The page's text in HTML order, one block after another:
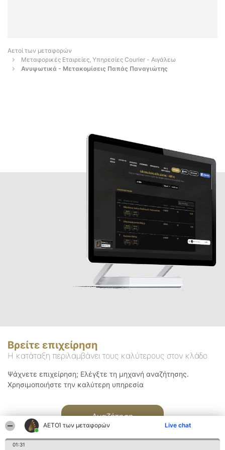
ΑΕΤΟΊ των μεταφορών Live chat
01:31
Αετοί των μεταφορών
Μεταφορικές Εταιρείες, Υπηρεσίες Courier - Αιγάλεω
Ανυψωτικά - Μετακομίσεις Παπάς Παναγιώτης
Βρείτε επιχείρηση
Η κατάταξη περιλαμβάνει τους καλύτερους στον κλάδο
Ψάχνετε επιχείρηση; Ελέγξτε τη μηχανή αναζήτησης.
Χρησιμοποιήστε την καλύτερη υπηρεσία
Αναζήτηση